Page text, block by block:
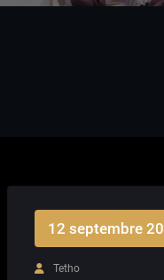
12 septembre
Tetho